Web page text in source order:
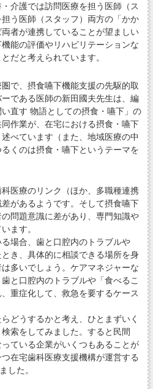
介護では訪問医療を担う医師（ス
う医師（スタッフ）両方の「かか
者が連携していることが望ましい
能の評価やリハビリテーションな
だと考えられています。
で、摂食嚥下機能支援の先駆的取
である医師の新田國夫先生は、編
直す 物語としての摂食・嚥下」の
作業が、在宅における摂食・嚥下
べています（また、地域医療の中
くのは摂食・嚥下というテーマを
医療のリンク（ほか、多職種連携
があるようです。そして摂食嚥下
問題意識に差があり、専門知識や
ます。
場合、歯と口腔内のトラブルや
とき、具体的に相談できる場所を身
多いでしょう。ケアマネジャーな
と口腔内のトラブルや「食べるこ
重症化して、救急を要するケース
どうするかと考え、ひとまずいく
索をしてみました。すると民間
ている企業がいくつもあることが
在宅歯科医療支援機構が運営する
した。